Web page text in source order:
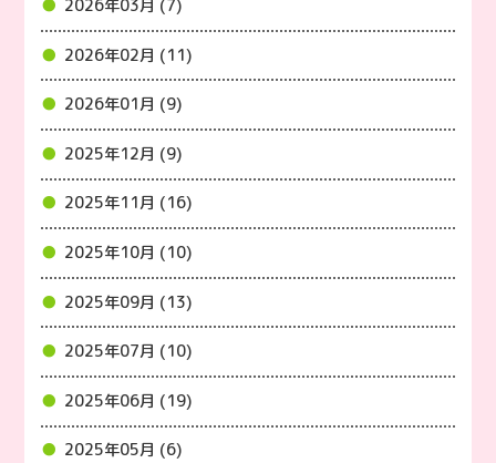
2026年03月 (7)
2026年02月 (11)
2026年01月 (9)
2025年12月 (9)
2025年11月 (16)
2025年10月 (10)
2025年09月 (13)
2025年07月 (10)
2025年06月 (19)
2025年05月 (6)